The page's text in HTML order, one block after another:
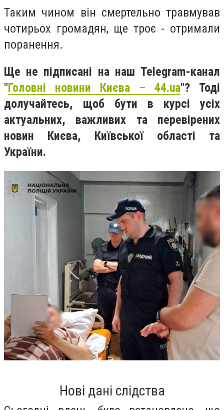
Таким чином він смертельно травмував
чотирьох громадян, ще троє - отримали
поранення.
Ще не підписані на наш Telegram-канал
"Головні новини Києва – 44.ua"? Тоді
долучайтесь, щоб бути в курсі усіх
актуальних, важливих та перевірених
новин Києва, Київської області та
України.
Нові дані слідства